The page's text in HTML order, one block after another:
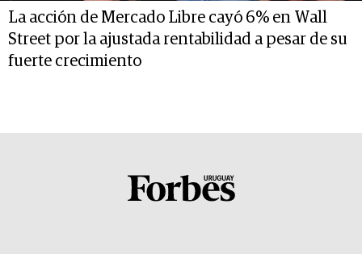
La acción de Mercado Libre cayó 6% en Wall
Street por la ajustada rentabilidad a pesar de su
fuerte crecimiento